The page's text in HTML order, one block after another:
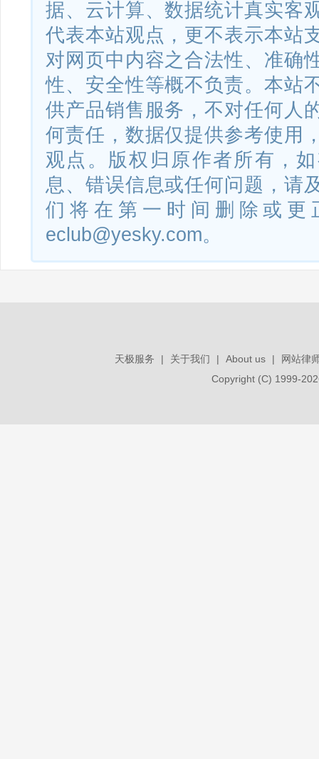
据、云计算、数据统计真实客
代表本站观点，更不表示本站
对网页中内容之合法性、准确
性、安全性等概不负责。本站
供产品销售服务，不对任何人
何责任，数据仅提供参考使用
观点。版权归原作者所有，
息、错误信息或任何问题，请
们将在第一时间删除或更
eclub@yesky.com。
天极服务 | 关于我们 | About us |
网站律
Copyright (C) 1999-